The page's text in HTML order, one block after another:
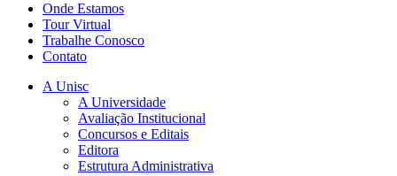
Onde Estamos
Tour Virtual
Trabalhe Conosco
Contato
A Unisc
A Universidade
Avaliação Institucional
Concursos e Editais
Editora
Estrutura Administrativa